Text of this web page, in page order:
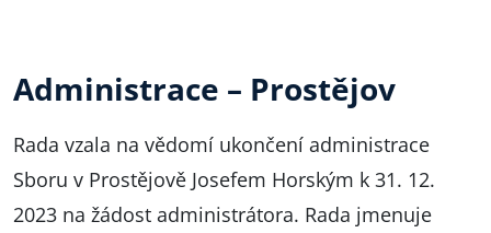
Administrace – Prostějov
Rada vzala na vědomí ukončení administrace
Sboru v Prostějově Josefem Horským k 31. 12.
2023 na žádost administrátora. Rada jmenuje